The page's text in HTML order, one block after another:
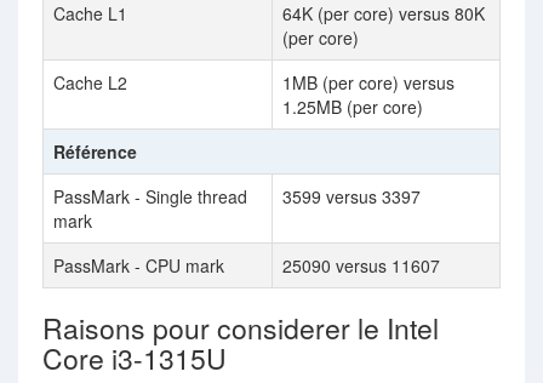
Cache L1
64K (per core) versus 80K
(per core)
Cache L2
1MB (per core) versus
1.25MB (per core)
Référence
PassMark - Single thread
mark
3599 versus 3397
PassMark - CPU mark 25090 versus 11607
Raisons pour considerer le Intel
Core i3-1315U